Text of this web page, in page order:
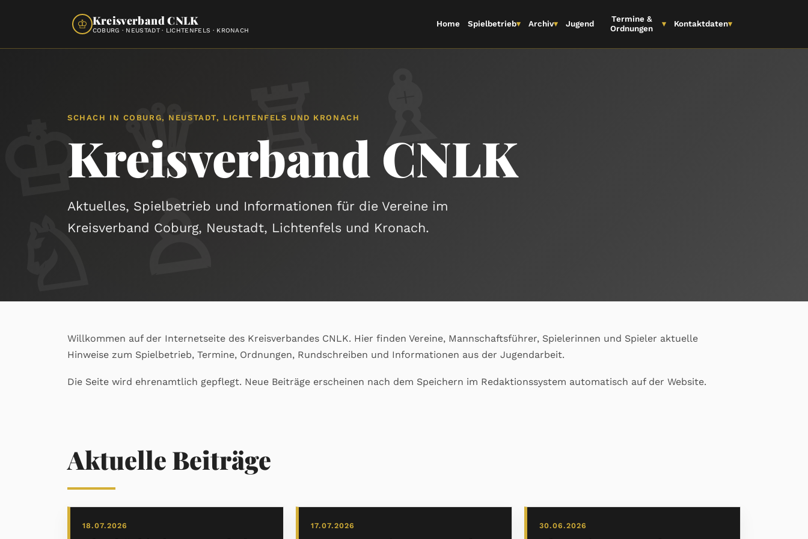
♔ Kreisverband CNLK
COBURG · NEUSTADT · LICHTENFELS · KRONACH
Home Spielbetrieb▾ Archiv▾ Jugend
Termine &
Ordnungen
▾ Kontaktdaten▾
♙
SCHACH IN COBURG, NEUSTADT, LICHTENFELS UND KRONACH
Kreisverband CNLK
Aktuelles, Spielbetrieb und Informationen für die Vereine im
Kreisverband Coburg, Neustadt, Lichtenfels und Kronach.
Willkommen auf der Internetseite des Kreisverbandes CNLK. Hier finden Vereine, Mannschaftsführer, Spielerinnen und Spieler aktuelle
Hinweise zum Spielbetrieb, Termine, Ordnungen, Rundschreiben und Informationen aus der Jugendarbeit.
Die Seite wird ehrenamtlich gepflegt. Neue Beiträge erscheinen nach dem Speichern im Redaktionssystem automatisch auf der Website.
Aktuelle Beiträge
18.07.2026 17.07.2026 30.06.2026